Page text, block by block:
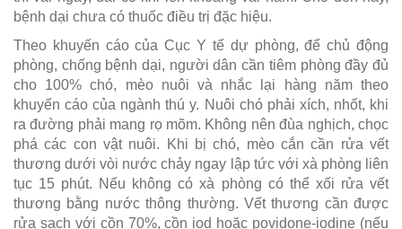
bệnh dại chưa có thuốc điều trị đặc hiệu.
Theo khuyến cáo của Cục Y tế dự phòng, để chủ động
phòng, chống bệnh dại, người dân cần tiêm phòng đầy đủ
cho 100% chó, mèo nuôi và nhắc lại hàng năm theo
khuyến cáo của ngành thú y. Nuôi chó phải xích, nhốt, khi
ra đường phải mang rọ mõm. Không nên đùa nghịch, chọc
phá các con vật nuôi. Khi bị chó, mèo cắn cần rửa vết
thương dưới vòi nước chảy ngay lập tức với xà phòng liên
tục 15 phút. Nếu không có xà phòng có thể xối rửa vết
thương bằng nước thông thường. Vết thương cần được
rửa sạch với cồn 70%, cồn iod hoặc povidone-iodine (nếu